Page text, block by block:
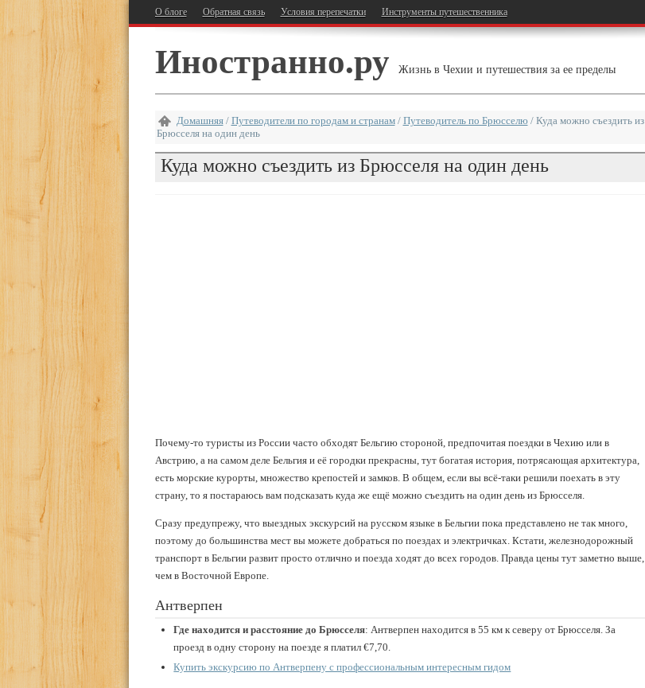
О блоге Обратная связь Условия перепечатки Инструменты путешественника
Иностранно.ру Жизнь в Чехии и путешествия за ее пределы
Домашняя/ Путеводители по городам и странам/ Путеводитель по Брюсселю / Куда можно съездить из
Брюсселя на один день
Куда можно съездить из Брюсселя на один день
Почему-то туристы из России часто обходят Бельгию стороной, предпочитая поездки в Чехию или в
Австрию, а на самом деле Бельгия и её городки прекрасны, тут богатая история, потрясающая архитектура,
есть морские курорты, множество крепостей и замков. В общем, если вы всё-таки решили поехать в эту
страну, то я постараюсь вам подсказать куда же ещё можно съездить на один день из Брюсселя.
Сразу предупрежу, что выездных экскурсий на русском языке в Бельгии пока представлено не так много,
поэтому до большинства мест вы можете добраться по поездах и электричках. Кстати, железнодорожный
транспорт в Бельгии развит просто отлично и поезда ходят до всех городов. Правда цены тут заметно выше,
чем в Восточной Европе.
Антверпен
Где находится и расстояние до Брюсселя: Антверпен находится в 55 км к северу от Брюсселя. За
проезд в одну сторону на поезде я платил €7,70.
Купить экскурсию по Антверпену с профессиональным интересным гидом